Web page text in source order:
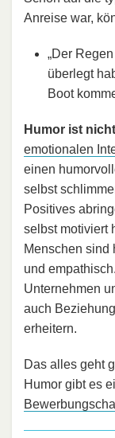
Anreise war,
„Der
überlegt
Boot
Humor ist
emotionalen
einen
selbst
Positives
selbst motiviert
Menschen sind
und
Unternehmen
auch
erheitern.
Das alles geht
Humor gibt es